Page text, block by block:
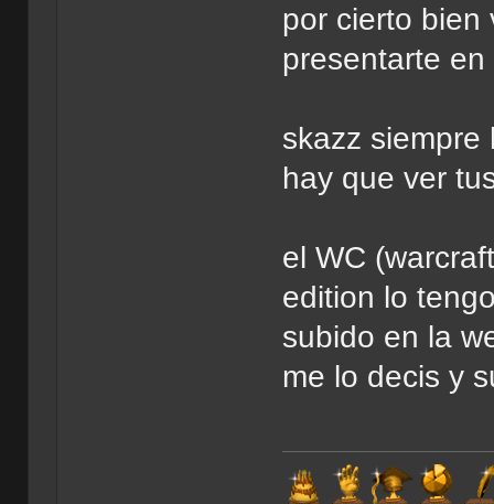
por cierto bien
presentarte
skazz
hay que ver
el WC
edition lo
subido en la
me lo decis y